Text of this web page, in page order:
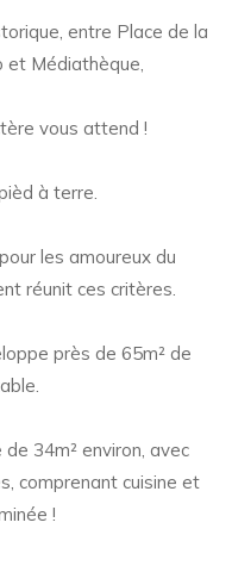
entre Place de la
et Médiathèque,
vous attend !
à terre.
les amoureux du
réunit ces critères.
près de 65m² de
34m² environ, avec
comprenant cuisine et
!